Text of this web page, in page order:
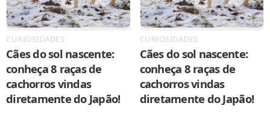
CURIOSIDADES
Cães do sol nascente:
conheça 8 raças de
cachorros vindas
diretamente do Japão!
CURIOSIDADES
Cães do sol nascente:
conheça 8 raças de
cachorros vindas
diretamente do Japão!